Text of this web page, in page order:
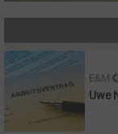
E&M
Uwe